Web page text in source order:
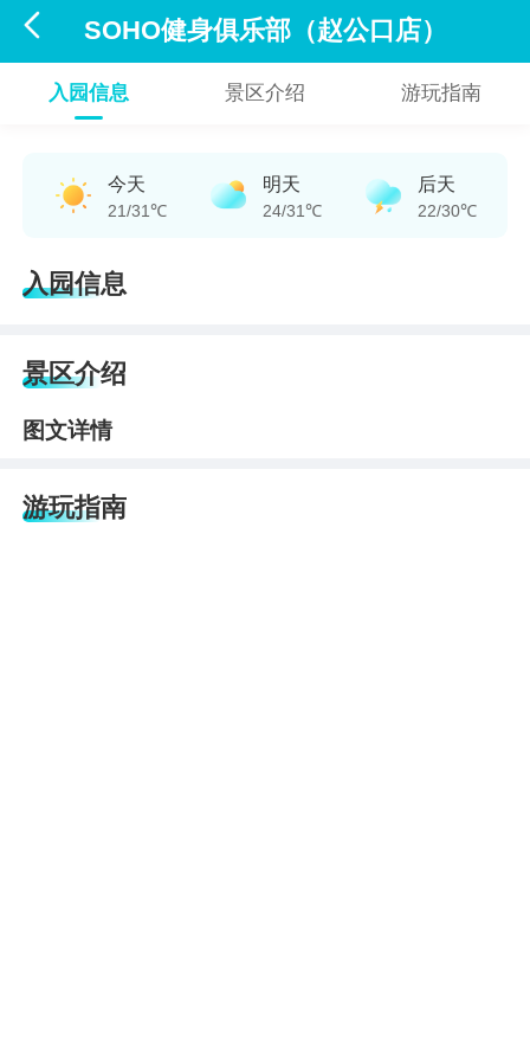
 SOHO健身俱乐部（赵公口店）
入园信息 景区介绍 游玩指南
今天
21/31℃
明天
24/31℃
后天
22/30℃
入园信息
景区介绍
图文详情
游玩指南